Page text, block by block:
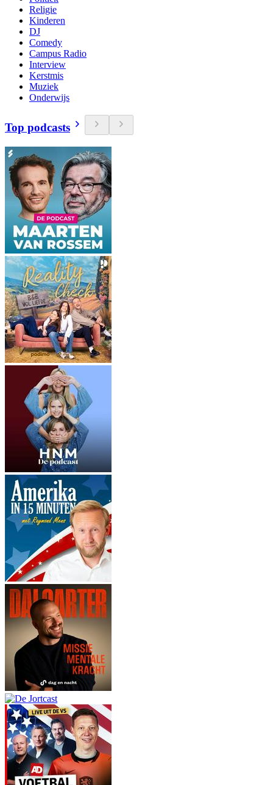
Religie
Kinderen
DJ
Comedy
Campus Radio
Interview
Kerstmis
Muziek
Onderwijs
Top podcasts